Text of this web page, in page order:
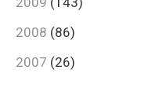
2008 (86)
2007 (26)